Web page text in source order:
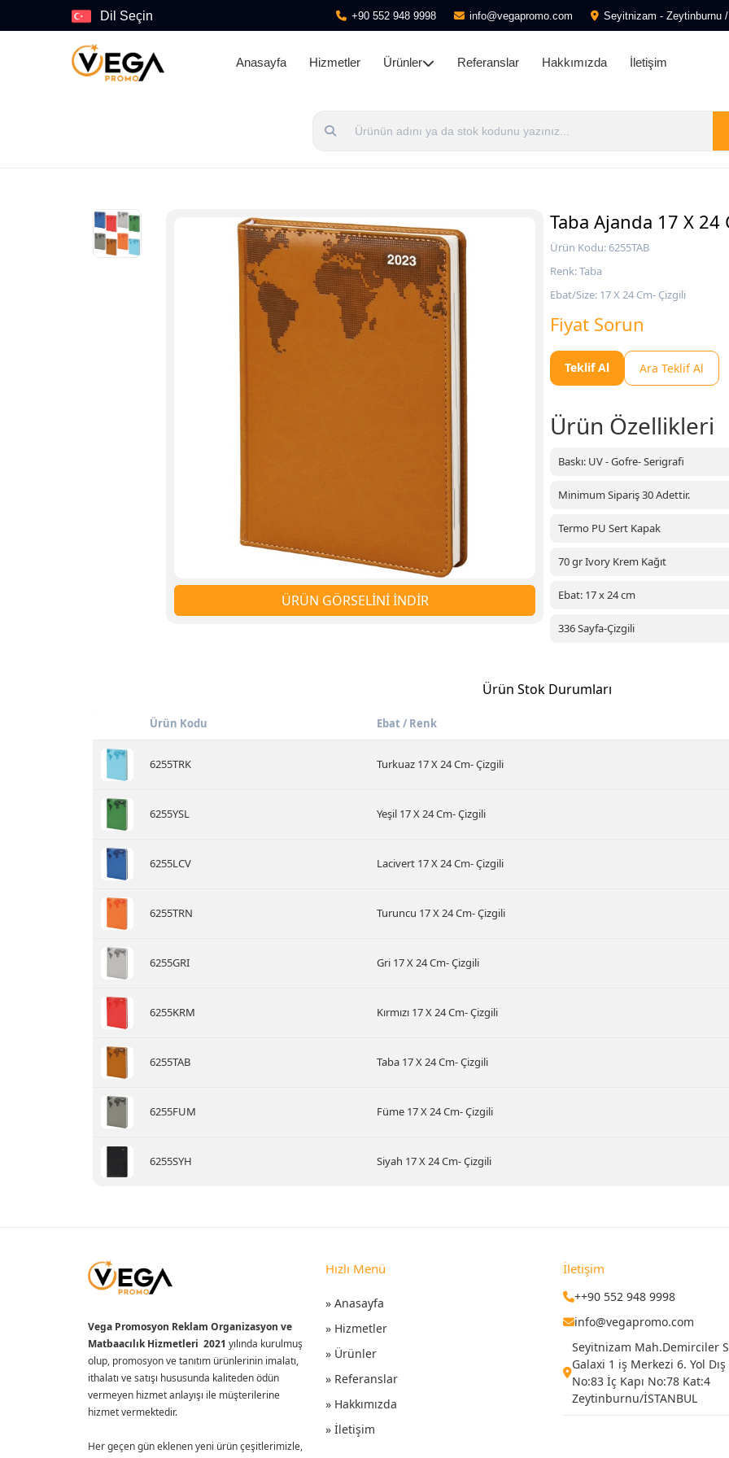
Dil Seçin +90 552 948 9998 info@vegapromo.com Seyitnizam - Zeytinburnu
Anasayfa Hizmetler Ürünler Referanslar Hakkımızda İletişim
ÜRÜN GÖRSELİNİ İNDİR
Taba Ajanda 17 X 24
Ürün Kodu: 6255TAB
Renk: Taba
Ebat/Size: 17 X 24 Cm- Çizgili
Fiyat Sorun
Teklif Al Ara Teklif Al
Ürün Özellikleri
Baskı: UV - Gofre- Serigrafi
Minimum Sipariş 30 Adettir.
Termo PU Sert Kapak
70 gr Ivory Krem Kağıt
Ebat: 17 x 24 cm
336 Sayfa-Çizgili
Ürün Stok Durumları
Ürün Kodu Ebat / Renk
6255TRK Turkuaz 17 X 24 Cm- Çizgili
6255YSL Yeşil 17 X 24 Cm- Çizgili
6255LCV Lacivert 17 X 24 Cm- Çizgili
6255TRN Turuncu 17 X 24 Cm- Çizgili
6255GRI Gri 17 X 24 Cm- Çizgili
6255KRM Kırmızı 17 X 24 Cm- Çizgili
6255TAB Taba 17 X 24 Cm- Çizgili
6255FUM Füme 17 X 24 Cm- Çizgili
6255SYH Siyah 17 X 24 Cm- Çizgili
Vega Promosyon Reklam Organizasyon ve
Matbaacılık Hizmetleri 2021 yılında kurulmuş
olup, promosyon ve tanıtım ürünlerinin imalatı,
ithalatı ve satışı hususunda kaliteden ödün
vermeyen hizmet anlayışı ile müşterilerine
hizmet vermektedir.
Her geçen gün eklenen yeni ürün çeşitlerimizle,
Hızlı Menü
» Anasayfa
» Hizmetler
» Ürünler
» Referanslar
» Hakkımızda
» İletişim
İletişim
++90 552 948 9998
info@vegapromo.com
Seyitnizam Mah.Demirciler
Galaxi 1 iş Merkezi 6. Yol Dış
No:83 İç Kapı No:78 Kat:4
Zeytinburnu/İSTANBUL